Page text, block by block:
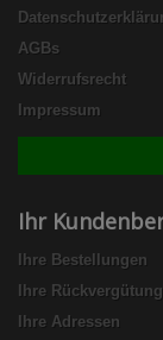
AGBs
Widerrufsrecht
Impressum
Ihr
Ihre Bestellungen
Ihre
Ihre Adressen